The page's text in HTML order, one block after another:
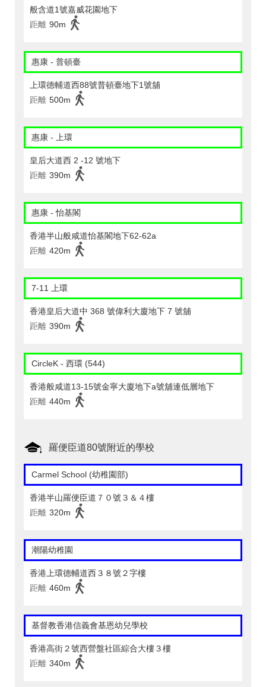
般含道1號嘉威花園地下
距離 90m
惠康 - 普頓臺
上環德輔道西88號普頓臺地下1號舖
距離 500m
惠康 - 上環
皇后大道西 2 -12 號地下
距離 390m
惠康 - 怡基閣
香港半山般咸道怡基閣地下62-62a
距離 420m
7-11 上環
香港皇后大道中 368 號偉利大廈地下 7 號舖
距離 390m
CircleK - 西環 (544)
香港般咸道13-15號金寧大廈地下a號舖連低層地下
距離 440m
羅便臣道80號附近的學校
Carmel School (幼稚園部)
香港半山羅便臣道７０號３＆４樓
距離 320m
潮陽幼稚園
香港上環德輔道西３８號２字樓
距離 460m
基督教香港信義會基恩幼兒學校
香港高街２號西營盤社區綜合大樓３樓
距離 340m